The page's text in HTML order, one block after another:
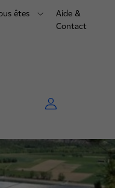
êtes
Aide &
Contact